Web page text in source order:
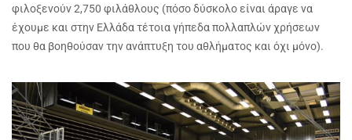
φιλοξενούν 2,750 φιλάθλους (πόσο δύσκολο είναι άραγε να
έχουμε και στην Ελλάδα τέτοια γήπεδα πολλαπλών χρήσεων
που θα βοηθούσαν την ανάπτυξη του αθλήματος και όχι μόνο).